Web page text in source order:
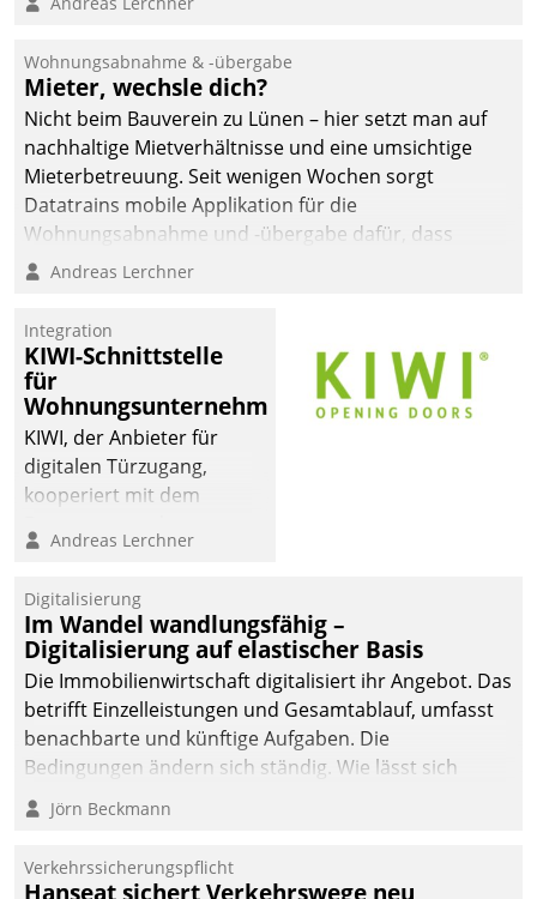
und Beschwerde-Management einen eigenen Kanal
ein.
Wohnungsabnahme & -übergabe
Mieter, wechsle dich?
Nicht beim Bauverein zu Lünen – hier setzt man auf
nachhaltige Mietverhältnisse und eine umsichtige
Mieterbetreuung. Seit wenigen Wochen sorgt
Datatrains mobile Applikation für die
Wohnungsabnahme und -übergabe dafür, dass
Mieter wohlgeordnet kommen und, so es sein muss,
Andreas Lerchner
Integration
KIWI-Schnittstelle
für
Wohnungsunternehmen
KIWI, der Anbieter für
digitalen Türzugang,
kooperiert mit dem
Softwareentwicklungshaus
Andreas Lerchner
Digitalisierung
Im Wandel wandlungsfähig –
Digitalisierung auf elastischer Basis
Die Immobilienwirtschaft digitalisiert ihr Angebot. Das
betrifft Einzelleistungen und Gesamtablauf, umfasst
benachbarte und künftige Aufgaben. Die
Bedingungen ändern sich ständig. Wie lässt sich
technisch die Kontrolle wahren und zugleich Freiraum
fürs Wachsen öffnen?
Jörn Beckmann
Verkehrssicherungspflicht
Hanseat sichert Verkehrswege neu